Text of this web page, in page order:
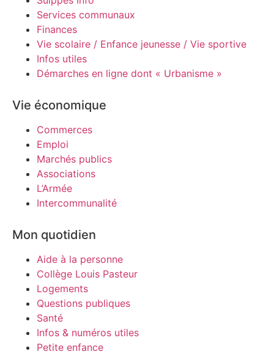
Services communaux
Finances
Vie scolaire / Enfance jeunesse / Vie sportive
Infos utiles
Démarches en ligne dont « Urbanisme »
Vie économique
Commerces
Emploi
Marchés publics
Associations
L’Armée
Intercommunalité
Mon quotidien
Aide à la personne
Collège Louis Pasteur
Logements
Questions publiques
Santé
Infos & numéros utiles
Petite enfance